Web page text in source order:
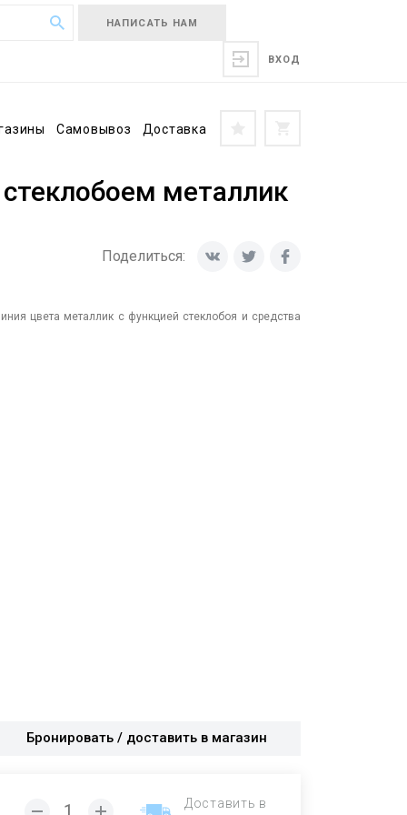
НАПИСАТЬ НАМ
ВХОД
Самовывоз Доставка
стеклобоем металлик
Поделиться:
цвета металлик с функцией стеклобоя и средства
Бронировать / доставить в магазин
Доставить в